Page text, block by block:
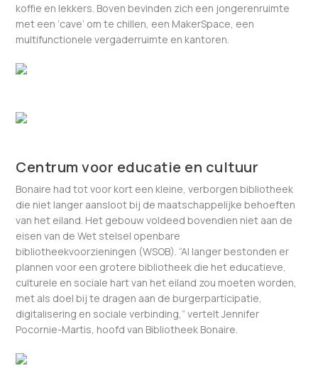
koffie en lekkers. Boven bevinden zich een jongerenruimte
met een ‘cave’ om te chillen, een MakerSpace, een
multifunctionele vergaderruimte en kantoren.
Centrum voor educatie en cultuur
Bonaire had tot voor kort een kleine, verborgen bibliotheek
die niet langer aansloot bij de maatschappelijke behoeften
van het eiland. Het gebouw voldeed bovendien niet aan de
eisen van de Wet stelsel openbare
bibliotheekvoorzieningen (WSOB). “Al langer bestonden er
plannen voor een grotere bibliotheek die het educatieve,
culturele en sociale hart van het eiland zou moeten worden,
met als doel bij te dragen aan de burgerparticipatie,
digitalisering en sociale verbinding,” vertelt Jennifer
Pocornie-Martis, hoofd van Bibliotheek Bonaire.